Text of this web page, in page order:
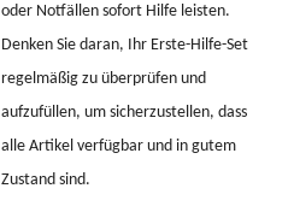
oder Notfällen sofort Hilfe leisten.
Denken Sie daran, Ihr Erste-Hilfe-Set
regelmäßig zu überprüfen und
aufzufüllen, um sicherzustellen, dass
alle Artikel verfügbar und in gutem
Zustand sind.